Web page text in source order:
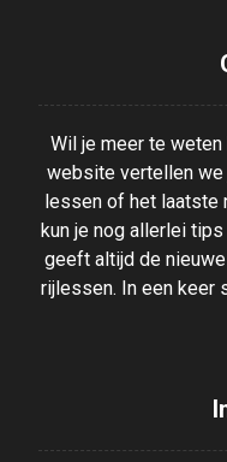
Wil je meer te
website vertellen we
lessen of het laatste
kun je nog allerlei
geeft altijd de
rijlessen. In een keer